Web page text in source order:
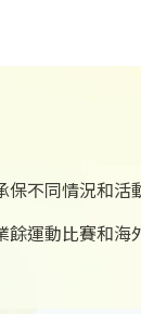
不同情況和活
運動比賽和海